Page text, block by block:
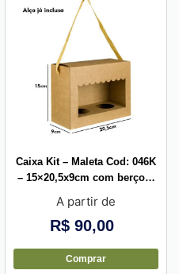
Caixa Kit – Maleta Cod: 046K
– 15×20,5x9cm com berço –
A partir de
R$90,00
Comprar